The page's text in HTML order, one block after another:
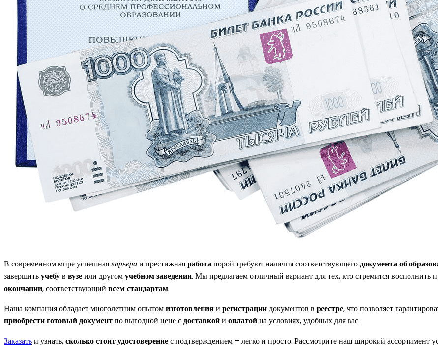
В современном мире успешнаякарьераи престижнаяработапорой требуют наличия соответствующегодокумента об
завершитьучебув вузеили другомучебном заведении. Мы предлагаем отличный вариант для тех, кто стремится восполнить
окончании, соответствующий всем стандартам.
Наша компания обладает многолетним опытомизготовленияи регистрациидокументов в реестре, что позволяет
приобрести готовый документпо выгодной цене сдоставкойи оплатойна условиях, удобных для вас.
Заказатьи узнать,сколько стоитудостоверениес подтверждением – легко и просто. Рассмотрите наш широкий ассортимент